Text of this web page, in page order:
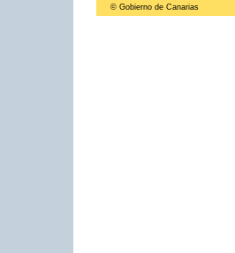
© Gobierno de Canarias